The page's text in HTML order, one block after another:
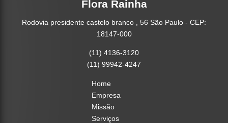
Flora Rainha
Rodovia presidente castelo branco , 56 São Paulo - CEP:
18147-000
(11) 4136-3120
(11) 99942-4247
Home
Empresa
Missão
Serviços